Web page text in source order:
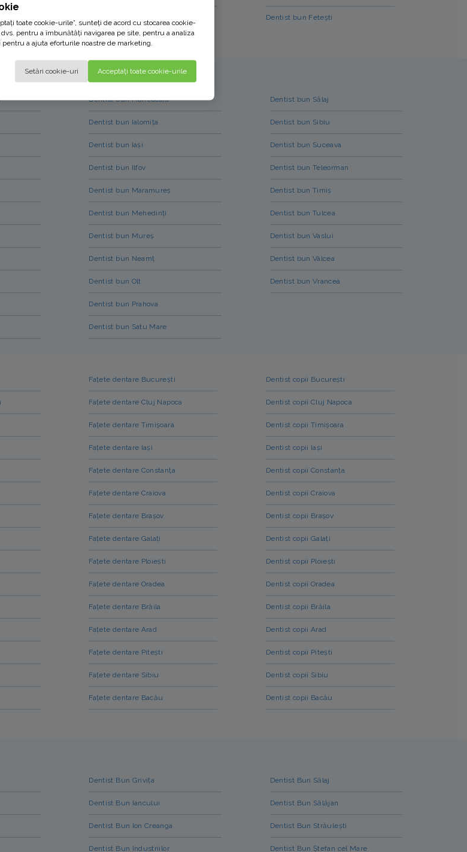
Dentist bun Fetești
Dentist bun Hunedoara
Dentist bun Ialomița
Dentist bun Iași
Dentist bun Ilfov
Dentist bun Maramureș
Dentist bun Mehedinți
Dentist bun Mureș
Dentist bun Neamț
Dentist bun Olt
Dentist bun Prahova
Dentist bun Satu Mare
Dentist bun Sălaj
Dentist bun Sibiu
Dentist bun Suceava
Dentist bun Teleorman
Dentist bun Timiș
Dentist bun Tulcea
Dentist bun Vaslui
Dentist bun Vâlcea
Dentist bun Vrancea
Fațete dentare București
Fațete dentare Cluj Napoca
Fațete dentare Timișoara
Fațete dentare Iași
Fațete dentare Constanța
Fațete dentare Craiova
Fațete dentare Brașov
Fațete dentare Galați
Fațete dentare Ploiești
Fațete dentare Oradea
Fațete dentare Brăila
Fațete dentare Arad
Fațete dentare Pitești
Fațete dentare Sibiu
Fațete dentare Bacău
Dentist copii București
Dentist copii Cluj Napoca
Dentist copii Timișoara
Dentist copii Iași
Dentist copii Constanța
Dentist copii Craiova
Dentist copii Brașov
Dentist copii Galați
Dentist copii Ploiești
Dentist copii Oradea
Dentist copii Brăila
Dentist copii Arad
Dentist copii Pitești
Dentist copii Sibiu
Dentist copii Bacău
Dentist Bun Grivița
Dentist Bun Iancului
Dentist Bun Ion Creanga
Dentist Bun Industriilor
Dentist Bun Sălaj
Dentist Bun Sălăjan
Dentist Bun Străulești
Dentist Bun Ștefan cel Mare
toate cookie-urile”, sunteți de acord cu stocarea cookie-
pentru a îmbunătăți navigarea pe site, pentru a analiza
a ajuta eforturile noastre de marketing.
Setări cookie-uri Acceptați toate cookie-urile